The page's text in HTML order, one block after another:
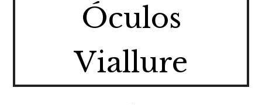
Óculos
Viallure